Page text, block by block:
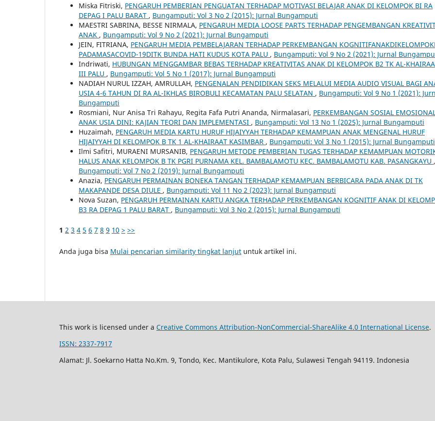
Miska Fitriski, PENGARUH PEMBERIAN PENGUATAN TERHADAP MOTIVASI BELAJAR ANAK DI KELOMPOK BI RA
DEPAG I PALU BARAT , Bungamputi: Vol 3 No 2 (2015): Jurnal Bungamputi
MAESTRI SABRINA, BESSE NIRMALA, PENGARUH MEDIA LOOSE PARTS TERHADAP PENGEMBANGAN
ANAK , Bungamputi: Vol 9 No 2 (2021): Jurnal Bungamputi
JEIN, FITRIANA, PENGARUH MEDIA PEMBELAJARAN TERHADAP PERKEMBANGAN
PADAMASACOVID-19DITK BUNDA HATI KUDUS KOTA PALU , Bungamputi: Vol 9 No 2 (2021): Jurnal
Indriwati, HUBUNGAN MENGGAMBAR BEBAS TERHADAP KREATIVITAS ANAK DI KELOMPOK B2 TK AL-
III PALU , Bungamputi: Vol 5 No 1 (2017): Jurnal Bungamputi
NADIAH NURUL IZZAH, AMRULLAH, PENGENALAN PENDIDIKAN SEKS MELALUI MEDIA AUDIO VISUAL BAGI
USIA 4-6 TAHUN DI RA AL-IKHLAS BIROBULI KECAMATAN PALU SELATAN , Bungamputi: Vol 9 No 1 (2021):
Bungamputi
Rosmiani, Nur Anisa Tri Rahayu, Regita Fafa Putri Ananda, Nirmalasari, PERKEMBANGAN SOSIAL
ANAK USIA DINI: KAJIAN TEORI DAN IMPLEMENTASI , Bungamputi: Vol 13 No 1 (2025): Jurnal Bungamputi
Huzaimah, PENGARUH MEDIA KARTU HURUF HIJAIYYAH TERHADAP KEMAMPUAN ANAK MENGENAL HURUF
HIJAIYYAH DI KELOMPOK B TK 1 AL-KHAIRAAT KASIMBAR , Bungamputi: Vol 3 No 1 (2015): Jurnal Bungamputi
Ilmi Safitri, MURAENI MURSANIB, PENGARUH METODE PEMBERIAN TUGAS TERHADAP KEMAMPUAN
HALUS ANAK KELOMPOK B TK PGRI PURNAMA KEL. BAMBALAMOTU KEC. BAMBALAMOTU KAB. PASANGKAYU ,
Bungamputi: Vol 7 No 2 (2019): Jurnal Bungamputi
Anazia, PENGARUH PERMAINAN BONEKA TANGAN TERHADAP KEMAMPUAN BERBICARA PADA ANAK DI TK
MAKAPANDE DESA DIULE , Bungamputi: Vol 11 No 2 (2023): Jurnal Bungamputi
Nova Suzan, PENGARUH PERMAINAN KARTU ANGKA TERHADAP PERKEMBANGAN KOGNITIF ANAK DI
B3 RA DEPAG 1 PALU BARAT , Bungamputi: Vol 3 No 2 (2015): Jurnal Bungamputi
1 2 3 4 5 6 7 8 9 10 > >>
Anda juga bisa Mulai pencarian similarity tingkat lanjut untuk artikel ini.
This work is licensed under a Creative Commons Attribution-NonCommercial-ShareAlike 4.0 International License.
ISSN: 2337-7917
Alamat: Jl. Soekarno Hatta No.Km. 9, Tondo, Kec. Mantikulore, Kota Palu, Sulawesi Tengah 94119. Indonesia